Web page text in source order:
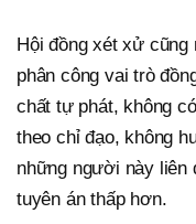
Hội đồng xét xử cũng
phân công vai trò
chất tự phát, không
theo chỉ đạo, không
những người này liên
tuyên án thấp hơn.